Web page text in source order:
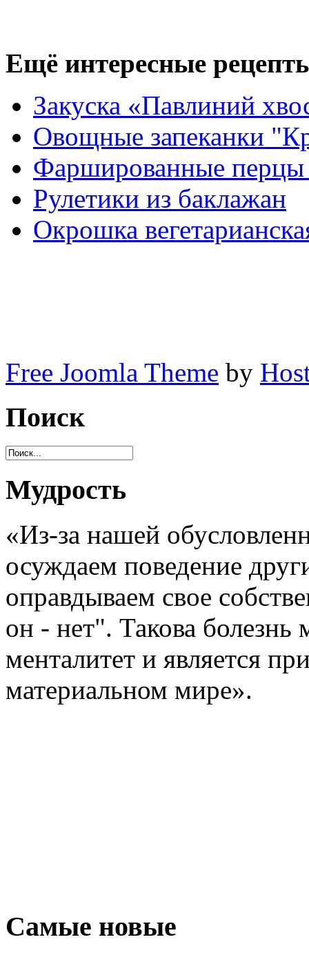
Ещё интересные
Закуска «Павлиний
Овощные запеканки
Фаршированные перцы
Рулетики из баклажан
Окрошка
Free Joomla Theme by
Поиск
Мудрость
«Из-за нашей
осуждаем поведение
оправдываем свое
он - нет". Такова болезнь
менталитет и является
материальном мире».
Самые новые